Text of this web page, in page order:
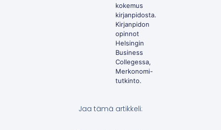
kokemus
kirjanpidosta.
Kirjanpidon
opinnot
Helsingin
Business
Collegessa,
Merkonomi-
tutkinto.
Jaa tämä artikkeli: